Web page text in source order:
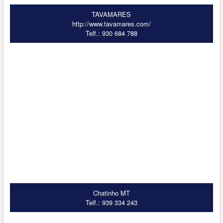
TAVAMARES
http://www.tavamares.com/
Telf.: 930 684 788
Chatinho MT
Telf.: 939 334 243